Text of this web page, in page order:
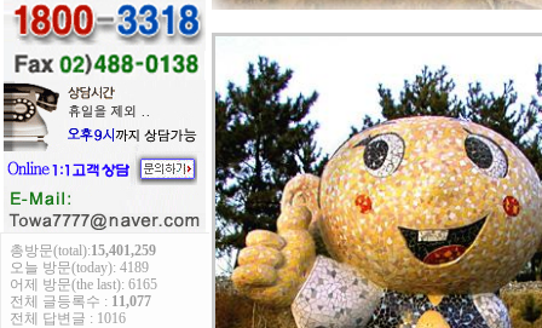
총방문(total):15,401,259
오늘 방문(today): 4189
어제 방문(the last): 6165
전체 글등록수 : 11,077
전체 답변글 : 1016